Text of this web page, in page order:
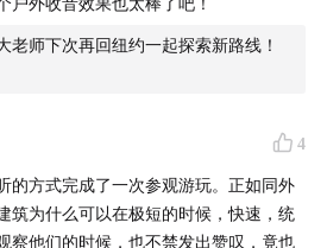
老师下次再回纽约一起探索新路线！
4
的方式完成了一次参观游玩。正如同外
筑为什么可以在极短的时候，快速，统
察他们的时候，也不禁发出赞叹，竟也